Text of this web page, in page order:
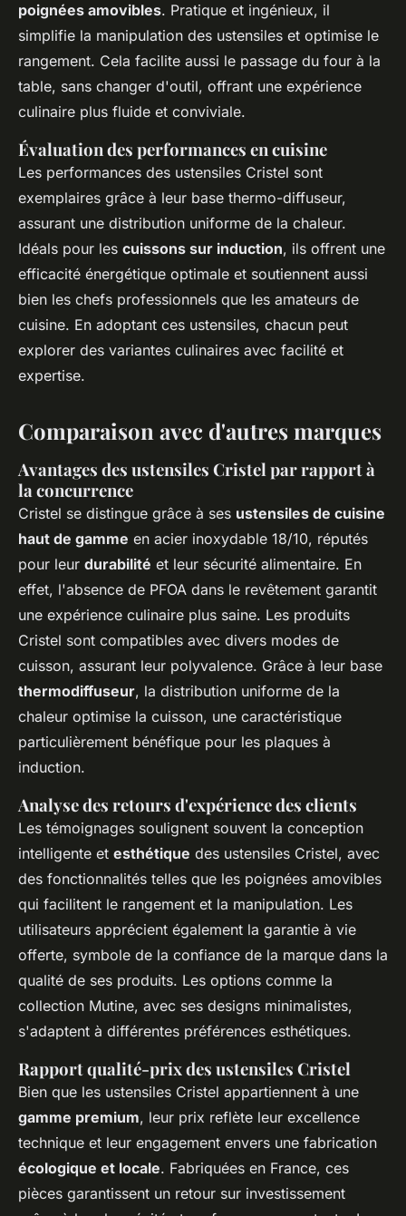
poignées amovibles. Pratique et ingénieux, il
simplifie la manipulation des ustensiles et optimise le
rangement. Cela facilite aussi le passage du four à la
table, sans changer d'outil, offrant une expérience
culinaire plus fluide et conviviale.
Évaluation des performances en cuisine
Les performances des ustensiles Cristel sont
exemplaires grâce à leur base thermo-diffuseur,
assurant une distribution uniforme de la chaleur.
Idéals pour les cuissons sur induction, ils offrent une
efficacité énergétique optimale et soutiennent aussi
bien les chefs professionnels que les amateurs de
cuisine. En adoptant ces ustensiles, chacun peut
explorer des variantes culinaires avec facilité et
expertise.
Comparaison avec d'autres marques
Avantages des ustensiles Cristel par rapport à
la concurrence
Cristel se distingue grâce à ses ustensiles de cuisine
haut de gamme en acier inoxydable 18/10, réputés
pour leur durabilité et leur sécurité alimentaire. En
effet, l'absence de PFOA dans le revêtement garantit
une expérience culinaire plus saine. Les produits
Cristel sont compatibles avec divers modes de
cuisson, assurant leur polyvalence. Grâce à leur base
thermodiffuseur, la distribution uniforme de la
chaleur optimise la cuisson, une caractéristique
particulièrement bénéfique pour les plaques à
induction.
Analyse des retours d'expérience des clients
Les témoignages soulignent souvent la conception
intelligente et esthétique des ustensiles Cristel, avec
des fonctionnalités telles que les poignées amovibles
qui facilitent le rangement et la manipulation. Les
utilisateurs apprécient également la garantie à vie
offerte, symbole de la confiance de la marque dans la
qualité de ses produits. Les options comme la
collection Mutine, avec ses designs minimalistes,
s'adaptent à différentes préférences esthétiques.
Rapport qualité-prix des ustensiles Cristel
Bien que les ustensiles Cristel appartiennent à une
gamme premium, leur prix reflète leur excellence
technique et leur engagement envers une fabrication
écologique et locale. Fabriquées en France, ces
pièces garantissent un retour sur investissement